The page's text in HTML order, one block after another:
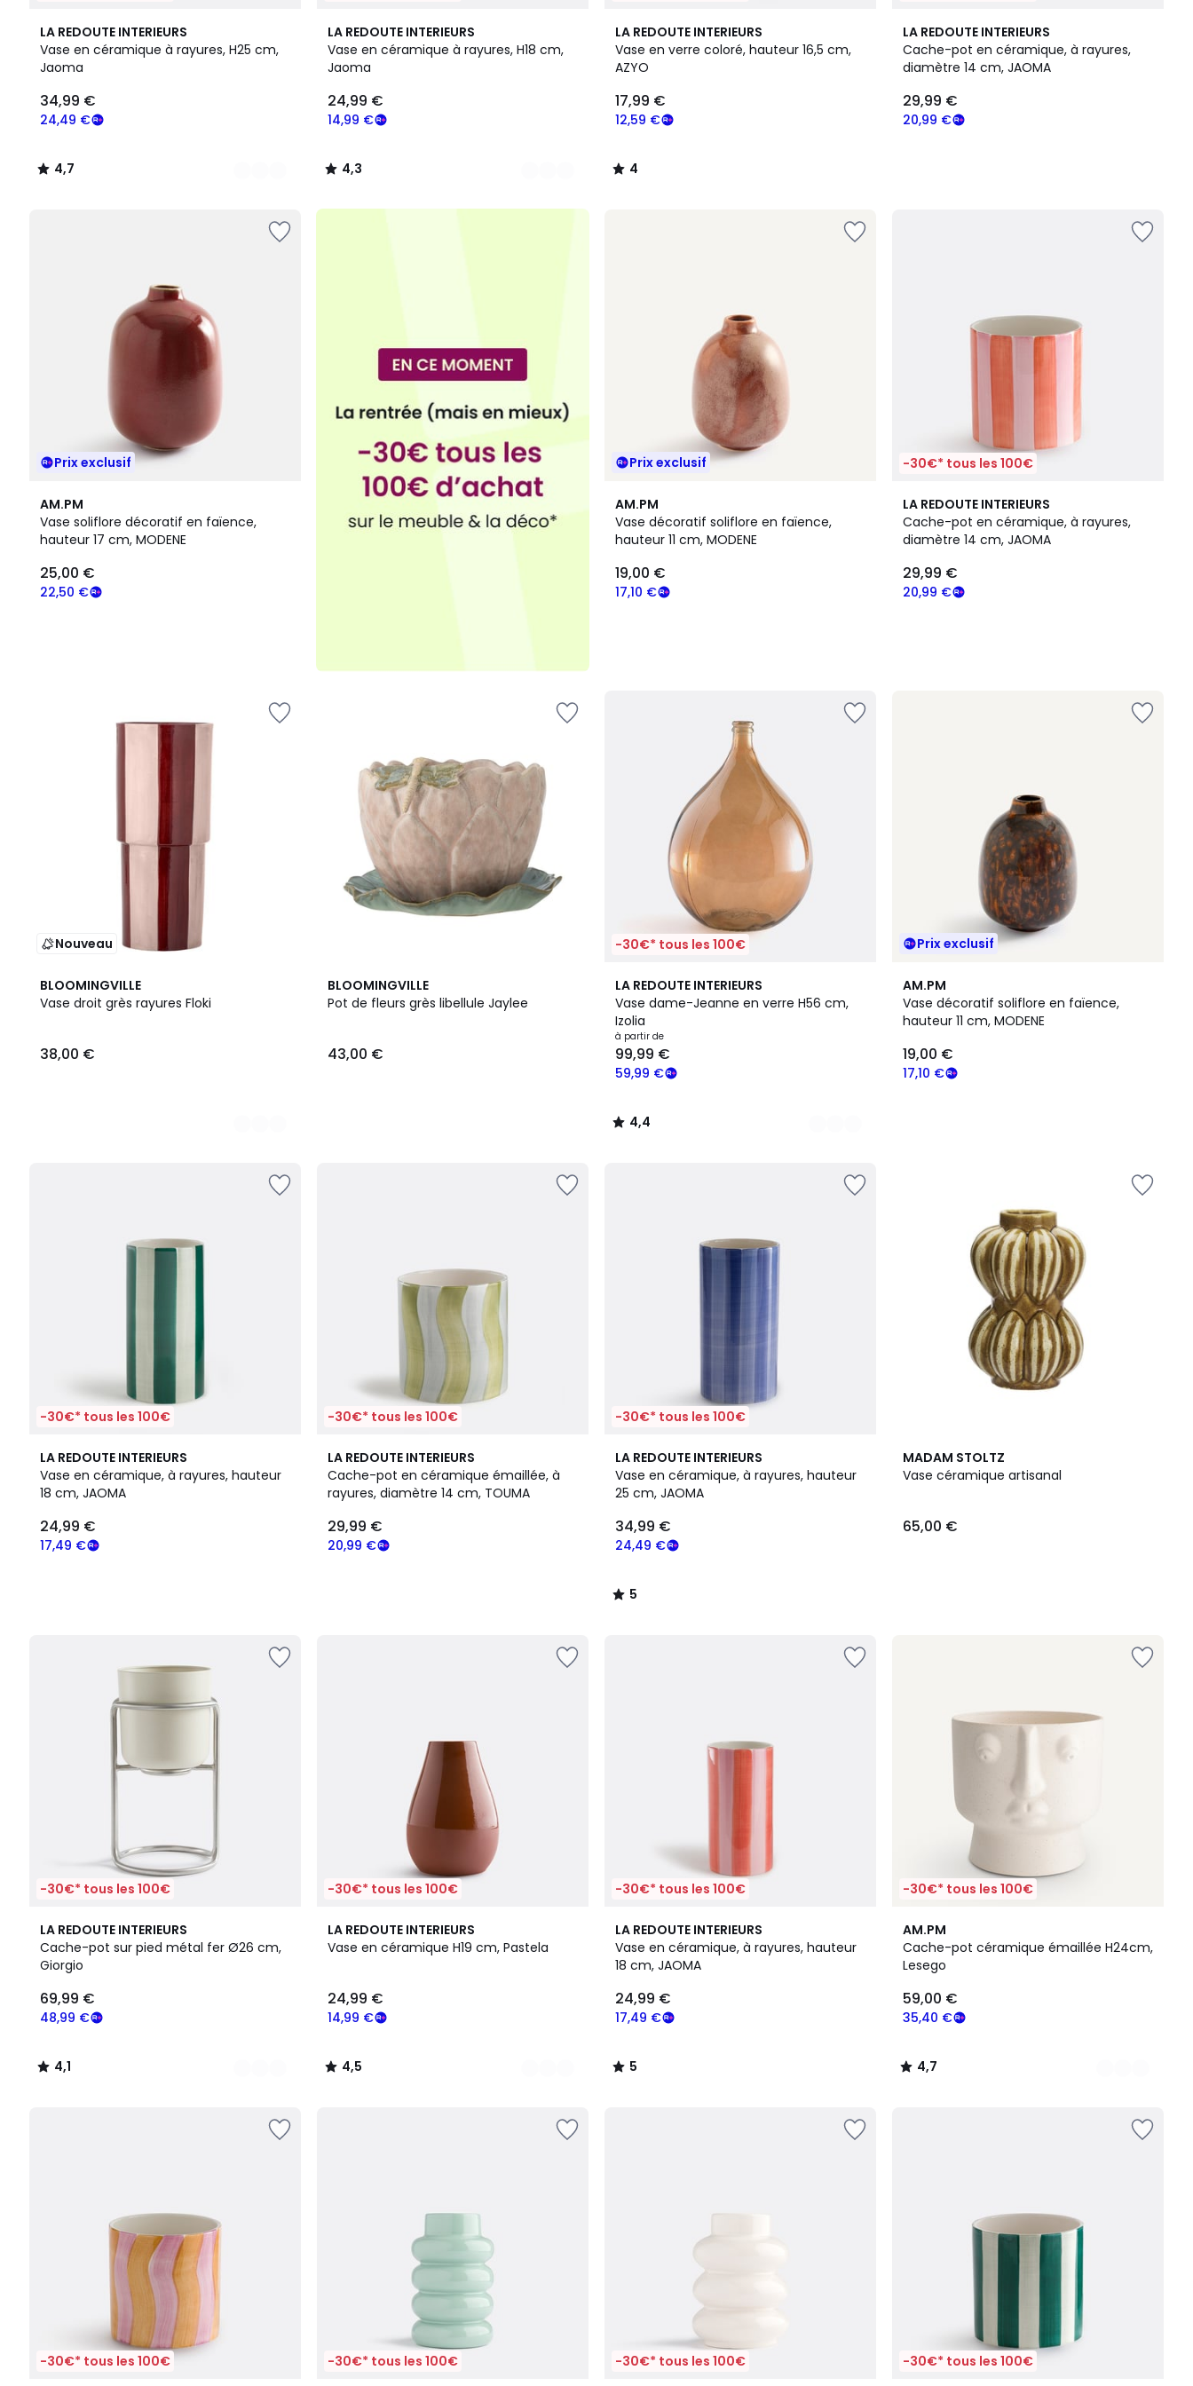
LA REDOUTE INTERIEURS
Vase en céramique à rayures, H25 cm,
Jaoma
€
souscrivez
programme
24,49 €
34,99 €
4,7
/ 5
7
Couleurs
4,7
/
LA REDOUTE INTERIEURS
Vase en céramique à rayures, H18 cm,
Jaoma
14,99 €
24,99 €
4,3
/ 5
7
Couleurs
4,3
/
LA REDOUTE INTERIEURS
Vase en verre coloré, hauteur 16,5 cm,
AZYO
12,59 €
17,99 €
4
/
5
4
/
LA REDOUTE INTERIEURS
Cache-pot en céramique, à rayures,
diamètre 14 cm, JAOMA
20,99 €
29,99 €
Prix exclusif
AM.PM
Vase soliflore décoratif en faïence,
hauteur 17 cm, MODENE
22,50 €
25,00 €
Prix exclusif
AM.PM
Vase décoratif soliflore en faïence,
hauteur 11 cm, MODENE
17,10 €
19,00 €
-30€* tous les 100€
LA REDOUTE INTERIEURS
Cache-pot en céramique, à rayures,
diamètre 14 cm, JAOMA
20,99 €
29,99 €
Nouveau
BLOOMINGVILLE
Vase droit grès rayures Floki
38,00 €
2
Couleurs
BLOOMINGVILLE
Pot de fleurs grès libellule Jaylee
43,00 €
-30€* tous les 100€
LA REDOUTE INTERIEURS
Vase dame-Jeanne en verre H56 cm,
Izolia
à partir de
59,99 €
99,99 €
4,4
/ 5
4
Couleurs
4,4
/
Prix exclusif
AM.PM
Vase décoratif soliflore en faïence,
hauteur 11 cm, MODENE
17,10 €
19,00 €
-30€* tous les 100€
LA REDOUTE INTERIEURS
Vase en céramique, à rayures, hauteur
18 cm, JAOMA
17,49 €
24,99 €
-30€* tous les 100€
LA REDOUTE INTERIEURS
Cache-pot en céramique émaillée, à
rayures, diamètre 14 cm, TOUMA
20,99 €
29,99 €
-30€* tous les 100€
LA REDOUTE INTERIEURS
Vase en céramique, à rayures, hauteur
25 cm, JAOMA
24,49 €
34,99 €
5
/
5
5
/
MADAM STOLTZ
Vase céramique artisanal
65,00 €
-30€* tous les 100€
LA REDOUTE INTERIEURS
Cache-pot sur pied métal fer Ø26 cm,
Giorgio
48,99 €
69,99 €
4,1
/ 5
2
Couleurs
4,1
/
-30€* tous les 100€
LA REDOUTE INTERIEURS
Vase en céramique H19 cm, Pastela
14,99 €
24,99 €
4,5
/ 5
3
Couleurs
4,5
/
-30€* tous les 100€
LA REDOUTE INTERIEURS
Vase en céramique, à rayures, hauteur
18 cm, JAOMA
17,49 €
24,99 €
5
/
5
5
/
-30€* tous les 100€
AM.PM
Cache-pot céramique émaillée H24cm,
Lesego
35,40 €
59,00 €
4,7
/ 5
4
Couleurs
4,7
/
-30€* tous les 100€ -30€* tous les 100€ -30€* tous les 100€ -30€* tous les 100€